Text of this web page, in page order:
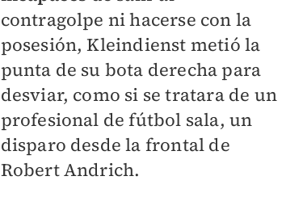
contragolpe ni hacerse con la
posesión, Kleindienst metió la
punta de su bota derecha para
desviar, como si se tratara de un
profesional de fútbol sala, un
disparo desde la frontal de
Robert Andrich.